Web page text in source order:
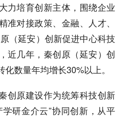
力培育创新主体，围绕企业
准对接政策、金融、人才、
（延安）创新促进中心科技
近几年，秦创原（延安）创
数量年均增长30%以上。
创原建设作为统筹科技创新
研金介云”协同创新，从平